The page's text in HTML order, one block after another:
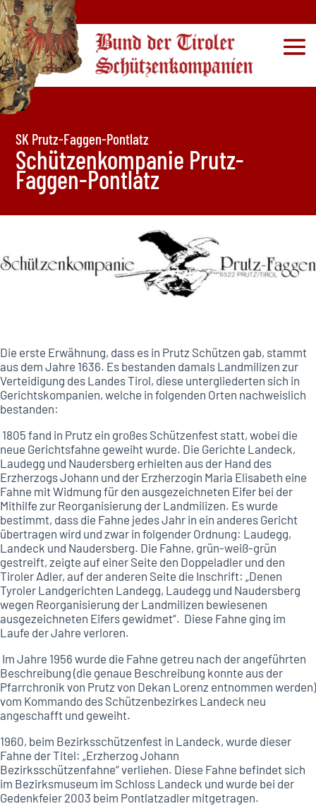
SK Prutz-Faggen-Pontlatz
Schützenkompanie Prutz-
Faggen-Pontlatz
Die erste Erwähnung, dass es in Prutz Schützen gab, stammt
aus dem Jahre 1636. Es bestanden damals Landmilizen zur
Verteidigung des Landes Tirol, diese untergliederten sich in
Gerichtskompanien, welche in folgenden Orten nachweislich
bestanden:
1805 fand in Prutz ein großes Schützenfest statt, wobei die
neue Gerichtsfahne geweiht wurde. Die Gerichte Landeck,
Laudegg und Naudersberg erhielten aus der Hand des
Erzherzogs Johann und der Erzherzogin Maria Elisabeth eine
Fahne mit Widmung für den ausgezeichneten Eifer bei der
Mithilfe zur Reorganisierung der Landmilizen. Es wurde
bestimmt, dass die Fahne jedes Jahr in ein anderes Gericht
übertragen wird und zwar in folgender Ordnung: Laudegg,
Landeck und Naudersberg. Die Fahne, grün-weiß-grün
gestreift, zeigte auf einer Seite den Doppeladler und den
Tiroler Adler, auf der anderen Seite die Inschrift: „Denen
Tyroler Landgerichten Landegg, Laudegg und Naudersberg
wegen Reorganisierung der Landmilizen bewiesenen
ausgezeichneten Eifers gewidmet“. Diese Fahne ging im
Laufe der Jahre verloren.
Im Jahre 1956 wurde die Fahne getreu nach der angeführten
Beschreibung (die genaue Beschreibung konnte aus der
Pfarrchronik von Prutz von Dekan Lorenz entnommen werden)
vom Kommando des Schützenbezirkes Landeck neu
angeschafft und geweiht.
1960, beim Bezirksschützenfest in Landeck, wurde dieser
Fahne der Titel: „Erzherzog Johann
Bezirksschützenfahne“ verliehen. Diese Fahne befindet sich
im Bezirksmuseum im Schloss Landeck und wurde bei der
Gedenkfeier 2003 beim Pontlatzadler mitgetragen.